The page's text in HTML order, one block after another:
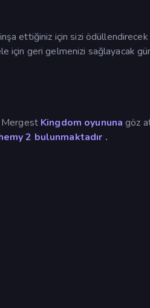
ettiğiniz için sizi ödüllendirecek
için geri gelmenizi sağlayacak
Mergest Kingdom oyununa göz
2 bulunmaktadır .